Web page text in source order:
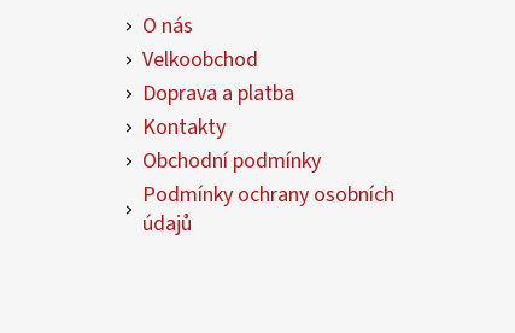
O nás
Velkoobchod
Doprava a platba
Kontakty
Obchodní podmínky
Podmínky ochrany osobních
údajů